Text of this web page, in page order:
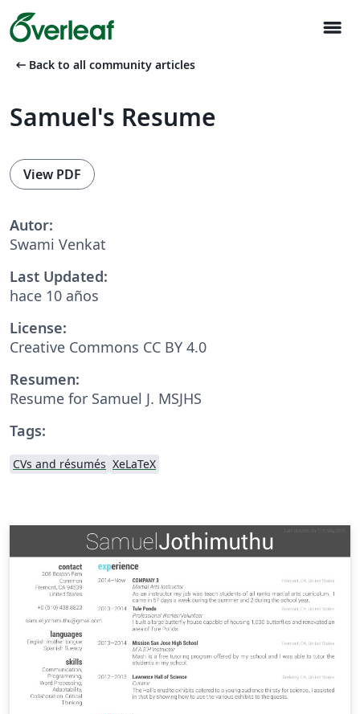
menu
arrow_left_alt Back to all community articles
Samuel's Resume
View PDF
Autor:
Swami Venkat
Last Updated:
hace 10 años
License:
Creative Commons CC BY 4.0
Resumen:
Resume for Samuel J. MSJHS
Tags:
CVs and résumés XeLaTeX